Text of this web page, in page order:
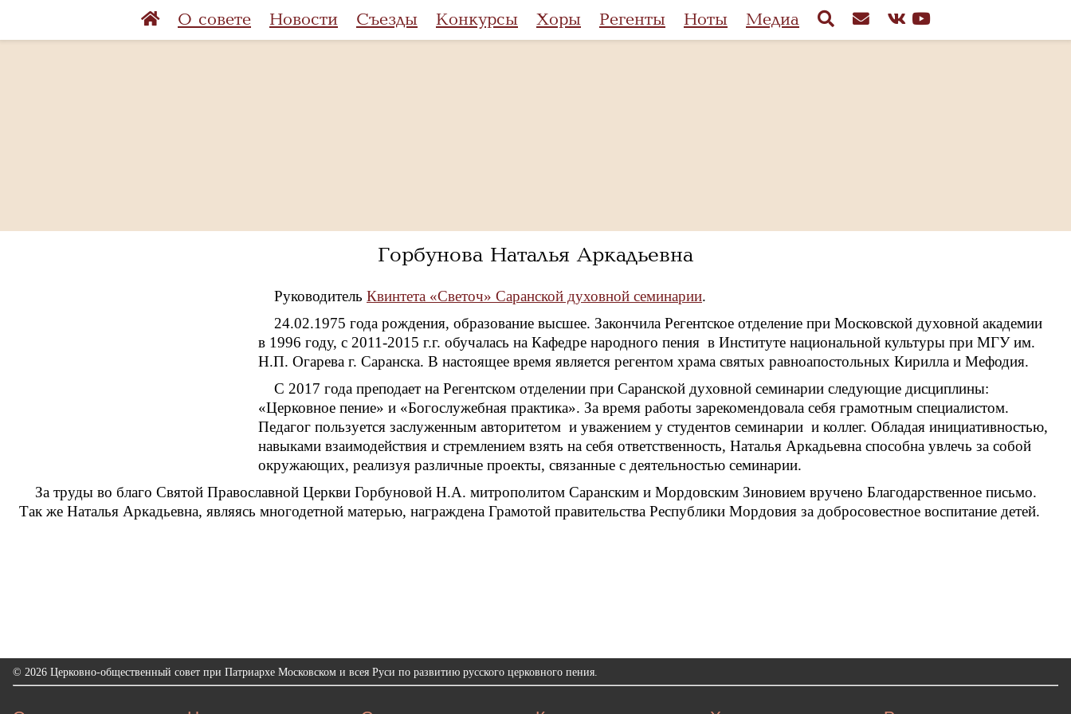
О совете Новости Съезды Конкурсы Хоры Регенты Ноты Медиа
Горбунова Наталья Аркадьевна
Руководитель Квинтета «Светоч» Саранской духовной семинарии.
24.02.1975 года рождения, образование высшее. Закончила Регентское отделение при Московской духовной академии
в 1996 году, с 2011-2015 г.г. обучалась на Кафедре народного пения в Институте национальной культуры при МГУ им.
Н.П. Огарева г. Саранска. В настоящее время является регентом храма святых равноапостольных Кирилла и Мефодия.
С 2017 года преподает на Регентском отделении при Саранской духовной семинарии следующие дисциплины:
«Церковное пение» и «Богослужебная практика». За время работы зарекомендовала себя грамотным специалистом.
Педагог пользуется заслуженным авторитетом и уважением у студентов семинарии и коллег. Обладая инициативностью,
навыками взаимодействия и стремлением взять на себя ответственность, Наталья Аркадьевна способна увлечь за собой
окружающих, реализуя различные проекты, связанные с деятельностью семинарии.
За труды во благо Святой Православной Церкви Горбуновой Н.А. митрополитом Саранским и Мордовским Зиновием вручено Благодарственное письмо.
Так же Наталья Аркадьевна, являясь многодетной матерью, награждена Грамотой правительства Республики Мордовия за добросовестное воспитание детей.
© 2026 Церковно-общественный совет при Патриархе Московском и всея Руси по развитию русского церковного пения.